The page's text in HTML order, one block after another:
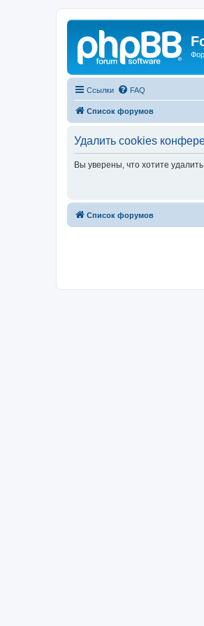
Ссылки FAQ
Список форумов
Удалить cookies
Вы уверены, что хотите
Список форумов